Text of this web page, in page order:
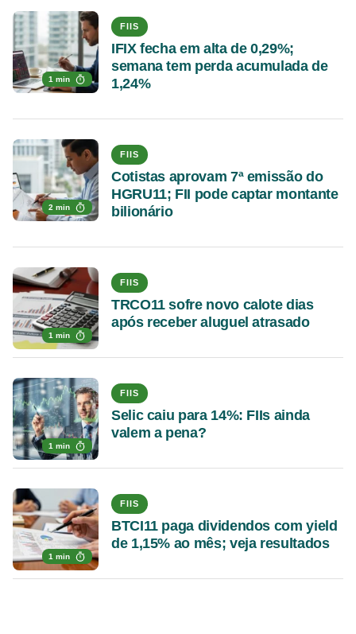
1 min
FIIS
IFIX fecha em alta de 0,29%;
semana tem perda acumulada de
1,24%
2 min
FIIS
Cotistas aprovam 7ª emissão do
HGRU11; FII pode captar montante
bilionário
1 min
FIIS
TRCO11 sofre novo calote dias
após receber aluguel atrasado
1 min
FIIS
Selic caiu para 14%: FIIs ainda
valem a pena?
1 min
FIIS
BTCI11 paga dividendos com yield
de 1,15% ao mês; veja resultados